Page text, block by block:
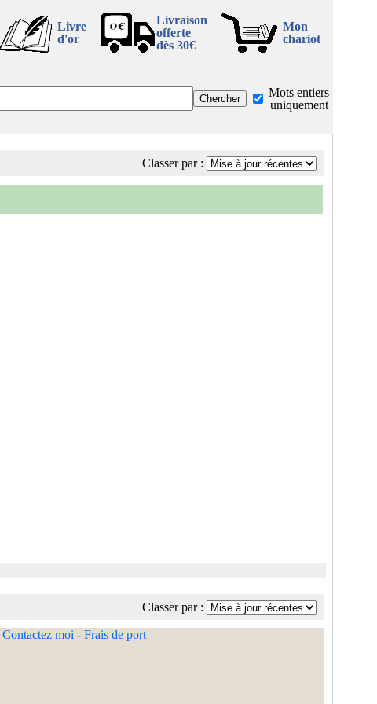
Livre
d'or
Livraison
offerte
dès 30€
Mon
chariot
Mots entiers
uniquement
Classer par :
Classer par :
Contactez moi - Frais de port